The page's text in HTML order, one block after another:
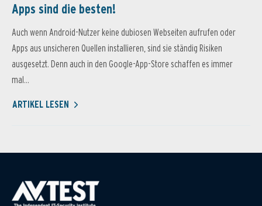
Apps sind die besten!
Auch wenn Android-Nutzer keine dubiosen Webseiten aufrufen oder
Apps aus unsicheren Quellen installieren, sind sie ständig Risiken
ausgesetzt. Denn auch in den Google-App-Store schaffen es immer
mal...
ARTIKEL LESEN